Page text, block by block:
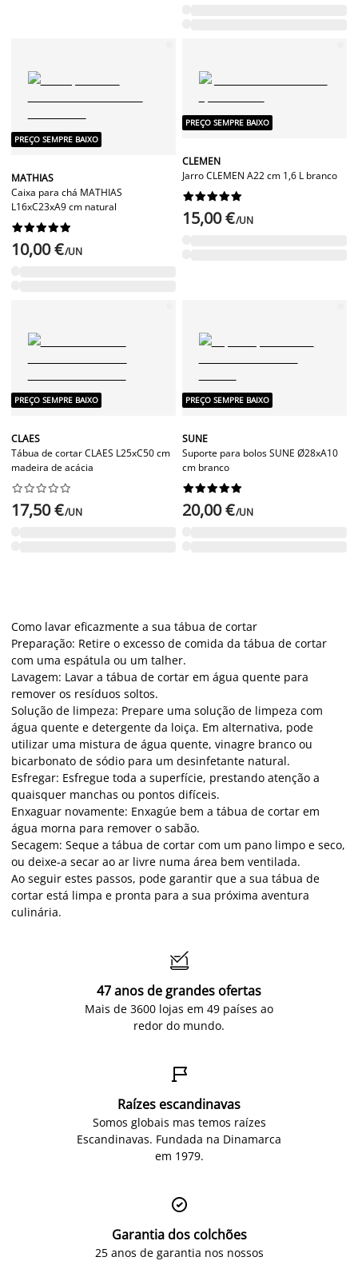
PREÇO SEMPRE BAIXO
MATHIAS
Caixa para chá MATHIAS
L16xC23xA9 cm natural






10,00 €/UN
PREÇO SEMPRE BAIXO
CLEMEN
Jarro CLEMEN A22 cm 1,6 L branco






15,00 €/UN
PREÇO SEMPRE BAIXO
CLAES
Tábua de cortar CLAES L25xC50 cm
madeira de acácia






17,50 €/UN
PREÇO SEMPRE BAIXO
SUNE
Suporte para bolos SUNE Ø28xA10
cm branco






20,00 €/UN
Como lavar eficazmente a sua tábua de cortar
Preparação: Retire o excesso de comida da tábua de cortar
com uma espátula ou um talher.
Lavagem: Lavar a tábua de cortar em água quente para
remover os resíduos soltos.
Solução de limpeza: Prepare uma solução de limpeza com
água quente e detergente da loiça. Em alternativa, pode
utilizar uma mistura de água quente, vinagre branco ou
bicarbonato de sódio para um desinfetante natural.
Esfregar: Esfregue toda a superfície, prestando atenção a
quaisquer manchas ou pontos difíceis.
Enxaguar novamente: Enxagúe bem a tábua de cortar em
água morna para remover o sabão.
Secagem: Seque a tábua de cortar com um pano limpo e seco,
ou deixe-a secar ao ar livre numa área bem ventilada.
Ao seguir estes passos, pode garantir que a sua tábua de
cortar está limpa e pronta para a sua próxima aventura
culinária.

47 anos de grandes ofertas
Mais de 3600 lojas em 49 países ao
redor do mundo.

Raízes escandinavas
Somos globais mas temos raízes
Escandinavas. Fundada na Dinamarca
em 1979.

Garantia dos colchões
25 anos de garantia nos nossos